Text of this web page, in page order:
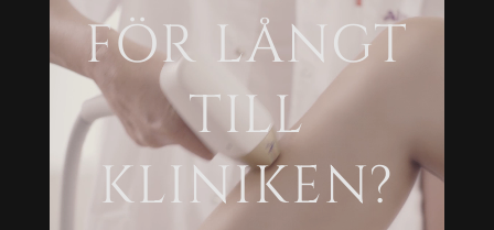
FÖR LÅNGT
TILL
KLINIKEN?